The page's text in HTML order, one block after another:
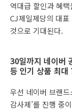
역대급 할인과 혜
CJ제일제당의 대
것으로 기대된다.
30일까지 네이버
등 인기 상품 최
우선 네이버 브랜
감사제’를 진행 중